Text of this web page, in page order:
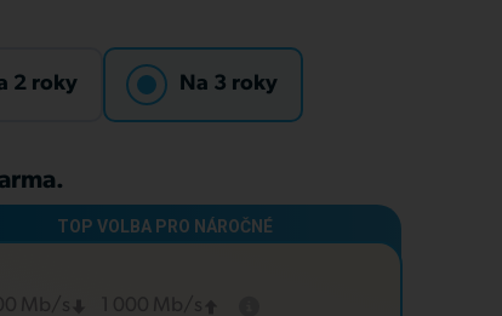
2 roky Na 3 roky